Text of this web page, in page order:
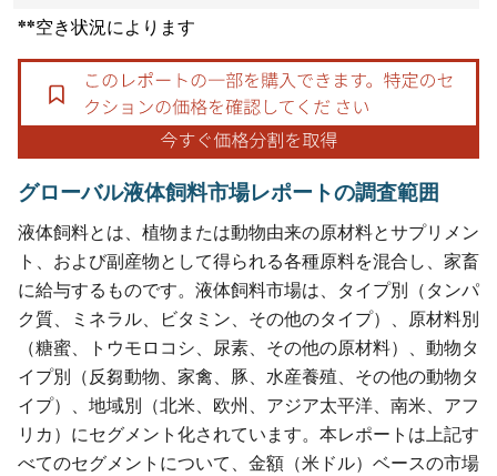
**空き状況によります
グローバル液体飼料市場レポートの調査範囲
液体飼料とは、植物または動物由来の原材料とサプリメン
ト、および副産物として得られる各種原料を混合し、家畜
に給与するものです。液体飼料市場は、タイプ別（タンパ
ク質、ミネラル、ビタミン、その他のタイプ）、原材料別
（糖蜜、トウモロコシ、尿素、その他の原材料）、動物タ
イプ別（反芻動物、家禽、豚、水産養殖、その他の動物タ
イプ）、地域別（北米、欧州、アジア太平洋、南米、アフ
リカ）にセグメント化されています。本レポートは上記す
べてのセグメントについて、金額（米ドル）ベースの市場